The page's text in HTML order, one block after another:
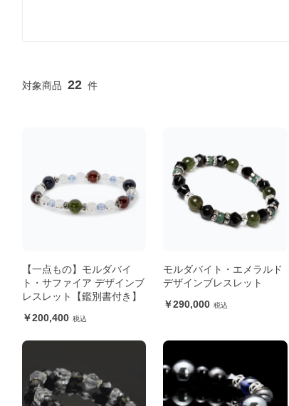
22
【一点もの】モルダバイ
ト・サファイア デザインブ
レスレット【鑑別書付き】
200,400
モルダバイト・エメラルド
デザインブレスレット
290,000